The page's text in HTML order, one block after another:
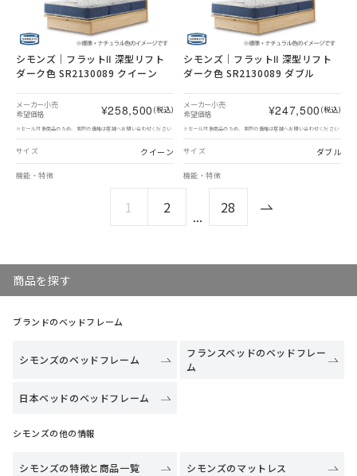
シモンズ｜フラットⅡ 深型リフト
ダーク色 SR2130089 クイーン
メーカー小売
希望価格
¥258,500 (税込)
※セール対象商品のため、実際の価格は店舗へお問い合わせください
サイズ クイーン
機能・特徴
シモンズ｜フラットⅡ 深型リフト
ダーク色 SR2130089 ダブル
メーカー小売
希望価格
¥247,500 (税込)
※セール対象商品のため、実際の価格は店舗へお問い合わせください
サイズ ダブル
機能・特徴
1 2 ... 28
商品を探す
ブランドのベッドフレーム
シモンズのベッドフレーム
フランスベッドのベッドフレー
ム
日本ベッドのベッドフレーム
シモンズの他の情報
シモンズの特徴と商品一覧 シモンズのマットレス